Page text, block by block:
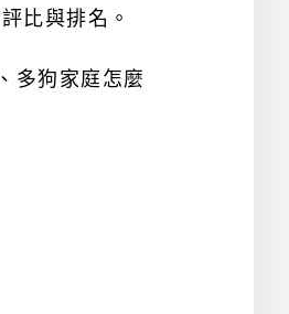
比與排名。
多狗家庭怎麼